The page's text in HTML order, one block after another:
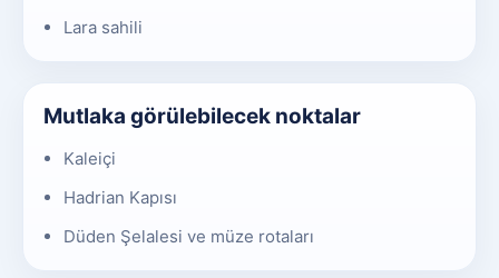
Lara sahili
Mutlaka görülebilecek noktalar
Kaleiçi
Hadrian Kapısı
Düden Şelalesi ve müze rotaları